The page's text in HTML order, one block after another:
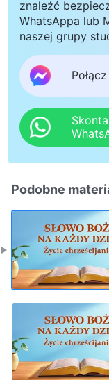
znaleźć
WhatsAppa lub
naszej grupy
Podobne